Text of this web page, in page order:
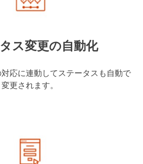
ス変更の自動化
応に連動してステータスも自動で
変更されます。